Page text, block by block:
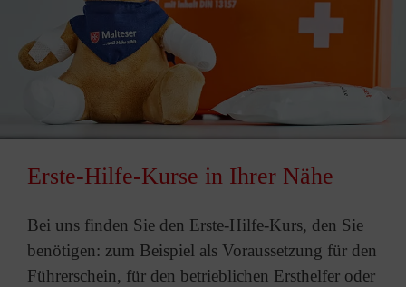
Erste-Hilfe-Kurse in Ihrer Nähe
Bei uns finden Sie den Erste-Hilfe-Kurs, den Sie
benötigen: zum Beispiel als Voraussetzung für den
Führerschein, für den betrieblichen Ersthelfer oder